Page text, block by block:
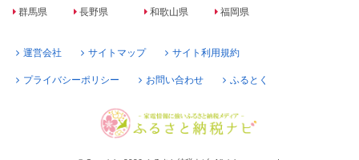
群馬県
長野県
和歌山県
福岡県
運営会社 サイトマップ サイト利用規約
プライバシーポリシー お問い合わせ ふるとく